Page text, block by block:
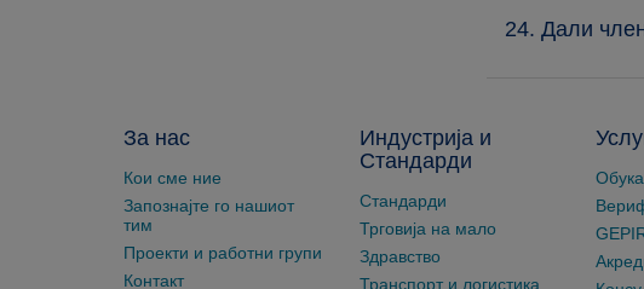
24. Дали
За нас
Кои сме ние
Запознајте го нашиот
тим
Проекти и работни групи
Контакт
Индустрија и
Стандарди
Стандарди
Трговија на мало
Здравство
Транспорт и логистика